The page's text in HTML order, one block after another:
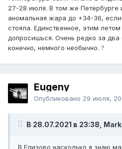
27-28 июля. В том же Петербурге
аномальная жара до +34-36,
стояла. Единственное, этим
допросишься. Очень редко за
конечно, немного необычно. ?
Eugeny
Опубликовано 29 июля,
В 28.07.2021 в 23:38,
В Елизово насколько я знаю